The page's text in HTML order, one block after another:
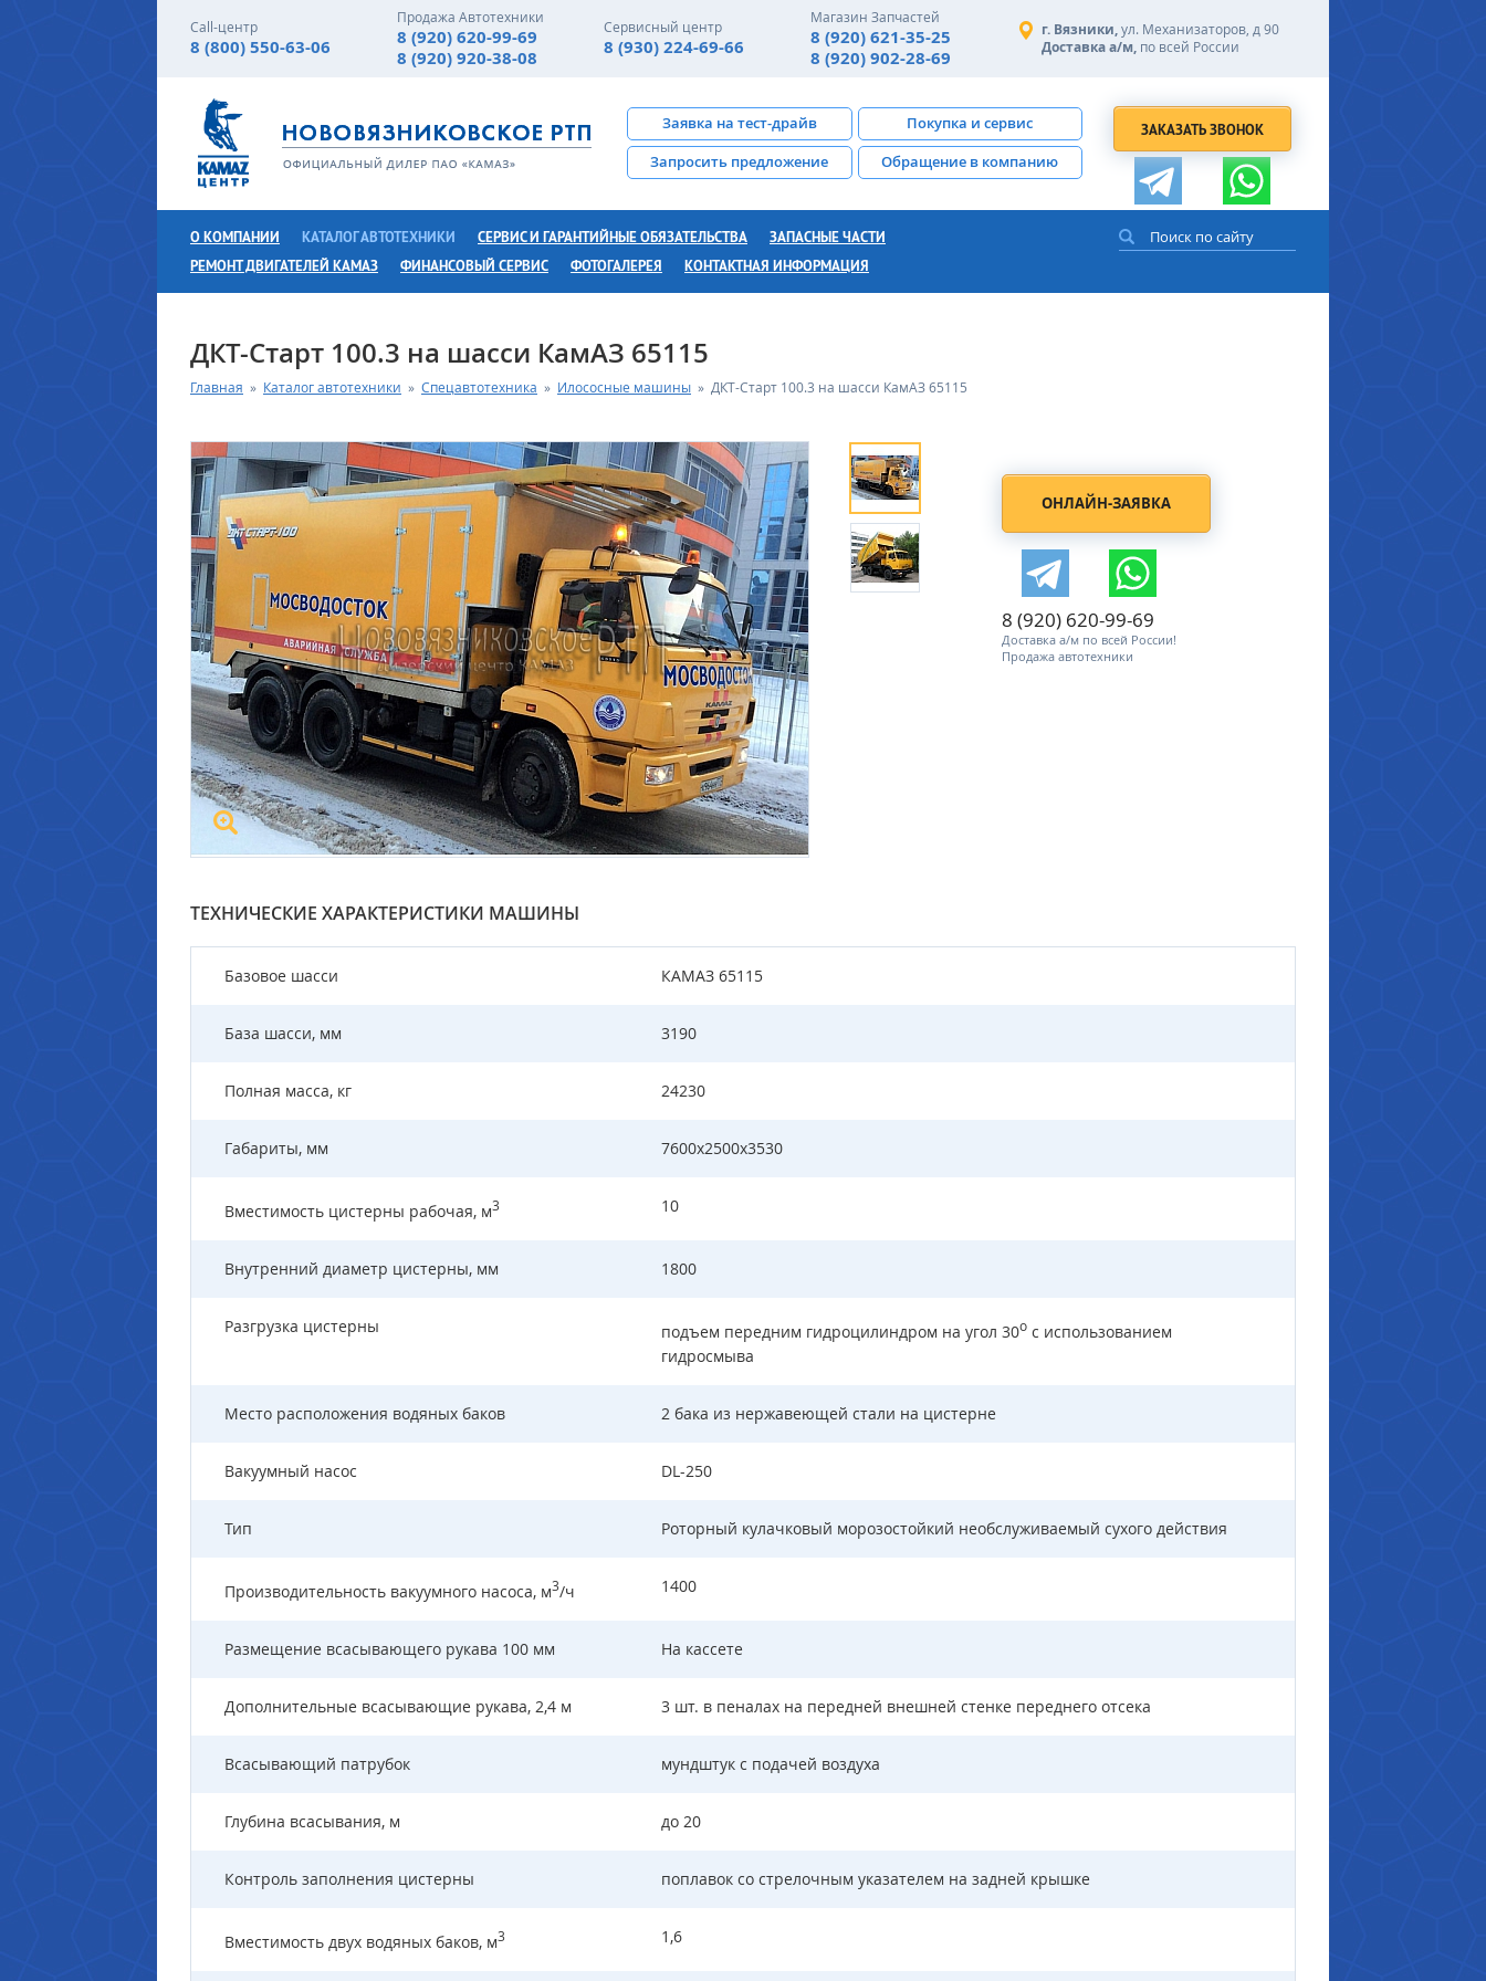
Call-центр
8 (800) 550-63-06
Продажа Автотехники
8 (920) 620-99-69
8 (920) 920-38-08
Сервисный центр
8 (930) 224-69-66
Магазин Запчастей
8 (920) 621-35-25
8 (920) 902-28-69
г. Вязники,ул. Механизаторов, д 90
Доставка а/м, по всей России
ЗАКАЗАТЬ ЗВОНОК
Заявка на тест-драйв
Покупка и сервис
Запросить предложение
Обращение в компанию
О КОМПАНИИ КАТАЛОГ АВТОТЕХНИКИ СЕРВИС И ГАРАНТИЙНЫЕ ОБЯЗАТЕЛЬСТВА
ЗАПАСНЫЕ ЧАСТИ
РЕМОНТ ДВИГАТЕЛЕЙ КАМАЗ
ФИНАНСОВЫЙ СЕРВИС ФОТОГАЛЕРЕЯ КОНТАКТНАЯ ИНФОРМАЦИЯ
ДКТ-Старт 100.3 на шасси КамАЗ 65115
Главная » Каталог автотехники » Спецавтотехника » Илососные машины » ДКТ-Старт 100.3 на шасси КамАЗ 65115
ОНЛАЙН-ЗАЯВКА
8 (920) 620-99-69
Доставка а/м по всей России!
Продажа автотехники
ТЕХНИЧЕСКИЕ ХАРАКТЕРИСТИКИ МАШИНЫ
Базовое шасси КАМАЗ 65115
База шасси, мм 3190
Полная масса, кг 24230
Габариты, мм 7600х2500х3530
Вместимость цистерны рабочая, м3 10
Внутренний диаметр цистерны, мм 1800
Разгрузка цистерны подъем передним гидроцилиндром на угол 30о с использованием
гидросмыва
Место расположения водяных баков 2 бака из нержавеющей стали на цистерне
Вакуумный насос DL-250
Тип Роторный кулачковый морозостойкий необслуживаемый сухого действия
Производительность вакуумного насоса, м3/ч 1400
Размещение всасывающего рукава 100 мм На кассете
Дополнительные всасывающие рукава, 2,4 м 3 шт. в пеналах на передней внешней стенке переднего отсека
Всасывающий патрубок мундштук с подачей воздуха
Глубина всасывания, м до 20
Контроль заполнения цистерны поплавок со стрелочным указателем на задней крышке
Вместимость двух водяных баков, м3 1,6